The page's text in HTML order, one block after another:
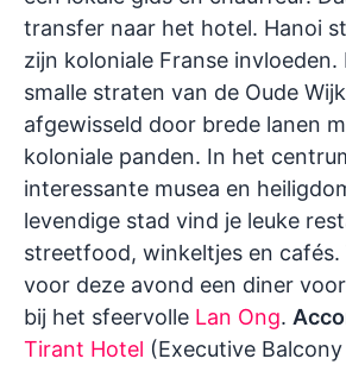
transfer naar het hotel. Hanoi
zijn koloniale Franse invloeden.
smalle straten van de Oude
afgewisseld door brede lanen
koloniale panden. In het
interessante musea en
levendige stad vind je leuke
streetfood, winkeltjes en cafés.
voor deze avond een diner
bij het sfeervolle Lan Ong.
Tirant Hotel (Executive